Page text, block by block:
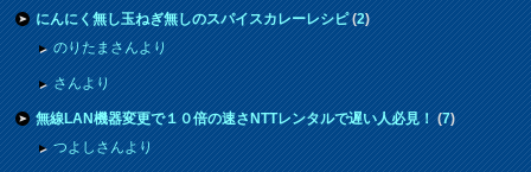
にんにく無し玉ねぎ無しのスパイスカレーレシピ(2)
のりたまさんより
さんより
無線LAN機器変更で１０倍の速さNTTレンタルで遅い人必見！(7)
つよしさんより